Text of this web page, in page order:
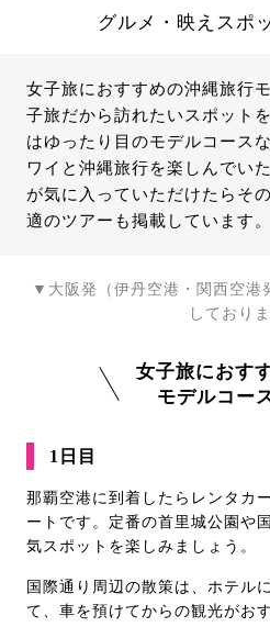
グルメ・映えスポ
女子旅におすすめの沖縄旅行
子旅だから訪れたいスポット
はゆったり目のモデルコース
ワイと沖縄旅行を楽しんでい
が気に入っていただけたらそ
適のツアーも掲載しています。
▼大阪発（伊丹空港・関西空港
しており
女子旅におす
モデルコー
1日目
那覇空港に到着したらレンタカ
ートです。定番の首里城公園や
気スポットを楽しみましょう。
国際通り周辺の散策は、ホテル
て、車を預けてからの観光がお